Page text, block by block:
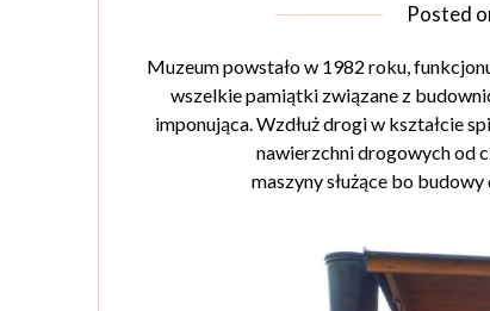
Posted
Muzeum powstało w 1982 roku,
wszelkie pamiątki związane z
imponująca. Wzdłuż drogi w kształcie
nawierzchni drogowych od
maszyny służące bo